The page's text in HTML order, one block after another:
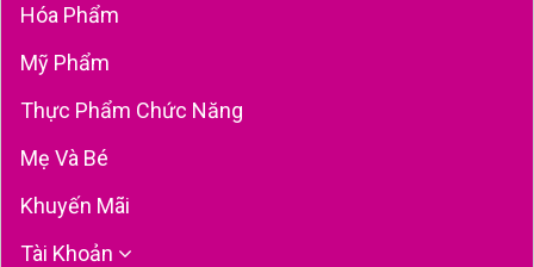
Hóa Phẩm
Mỹ Phẩm
Thực Phẩm Chức Năng
Mẹ Và Bé
Khuyến Mãi
Tài Khoản